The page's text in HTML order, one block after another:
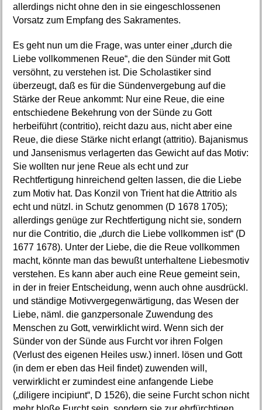
allerdings nicht ohne den in sie eingeschlossenen
Vorsatz zum Empfang des Sakramentes.
Es geht nun um die Frage, was unter einer „durch die
Liebe vollkommenen Reue“, die den Sünder mit Gott
versöhnt, zu verstehen ist. Die Scholastiker sind
überzeugt, daß es für die Sündenvergebung auf die
Stärke der Reue ankommt: Nur eine Reue, die eine
entschiedene Bekehrung von der Sünde zu Gott
herbeiführt (contritio), reicht dazu aus, nicht aber eine
Reue, die diese Stärke nicht erlangt (attritio). Bajanismus
und Jansenismus verlagerten das Gewicht auf das Motiv:
Sie wollten nur jene Reue als echt und zur
Rechtfertigung hinreichend gelten lassen, die die Liebe
zum Motiv hat. Das Konzil von Trient hat die Attritio als
echt und nützl. in Schutz genommen (D 1678 1705);
allerdings genüge zur Rechtfertigung nicht sie, sondern
nur die Contritio, die „durch die Liebe vollkommen ist“ (D
1677 1678). Unter der Liebe, die die Reue vollkommen
macht, könnte man das bewußt unterhaltene Liebesmotiv
verstehen. Es kann aber auch eine Reue gemeint sein,
in der in freier Entscheidung, wenn auch ohne ausdrückl.
und ständige Motivvergegenwärtigung, das Wesen der
Liebe, näml. die ganzpersonale Zuwendung des
Menschen zu Gott, verwirklicht wird. Wenn sich der
Sünder von der Sünde aus Furcht vor ihren Folgen
(Verlust des eigenen Heiles usw.) innerl. lösen und Gott
(in dem er eben das Heil findet) zuwenden will,
verwirklicht er zumindest eine anfangende Liebe
(„diligere incipiunt“, D 1526), die seine Furcht schon nicht